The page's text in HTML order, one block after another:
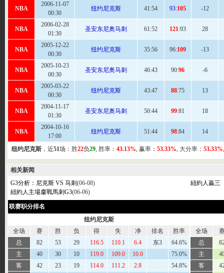
NBA
2006-11-07
00:30
纽约尼克斯 41:54 93:105 -12
NBA
2006-02-28
01:30
圣安东尼奥马刺 61:52 121:93 28
NBA
2005-12-22
00:30
纽约尼克斯 35:56 96:109 -13
NBA
2005-10-23
00:30
圣安东尼奥马刺 46:43 90:96 -6
NBA
2005-03-22
00:30
纽约尼克斯 43:47 88:75 13
NBA
2004-11-17
01:30
圣安东尼奥马刺 50:44 99:81 18
NBA
2004-10-16
17:00
纽约尼克斯 51:44 98:84 14
纽约尼克斯 ，近51场：胜22负29, 胜率： 43.13%, 赢率： 53.33%, 大分率： 53.33%
相关新闻
G3分析：尼克斯 VS 马刺(06-08)
紐約人贏三
紐約人主場鏖戰馬刺G3(06-06)
联赛职分排名
纽约尼克斯
全场
赛 胜 负 得 失 净 排名
胜率
总
82 53 29 116.5 110.1 6.4 东3
64.6%
主
40 30 10 119.0 109.0 10.0
75.0%
客
42 23 19 114.0 111.2 2.8
54.8%
全场
总
主
客